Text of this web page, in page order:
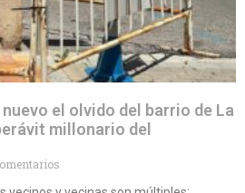
nuevo el olvido del barrio de La
millonario del